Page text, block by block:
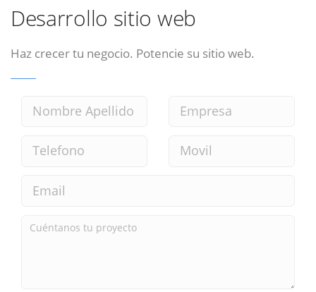
Desarrollo sitio web
Haz crecer tu negocio. Potencie su sitio web.